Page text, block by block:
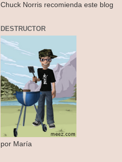
Chuck Norris recomienda este blog
DESTRUCTOR
por María